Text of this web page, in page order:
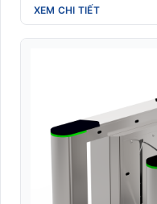
XEM CHI TIẾT